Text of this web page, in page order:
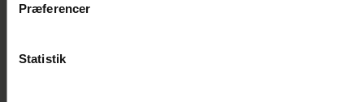
Vi anvender egne cookies og cookies fra tredjeparter til at
generere statistik og huske dine præferencer samt til brug
Præferencer
Statistik